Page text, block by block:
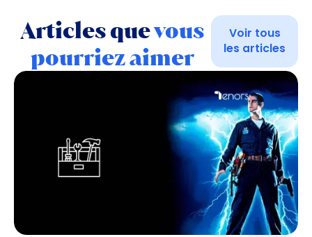
Articles quevous
pourriez aimer
Voir tous
les articles